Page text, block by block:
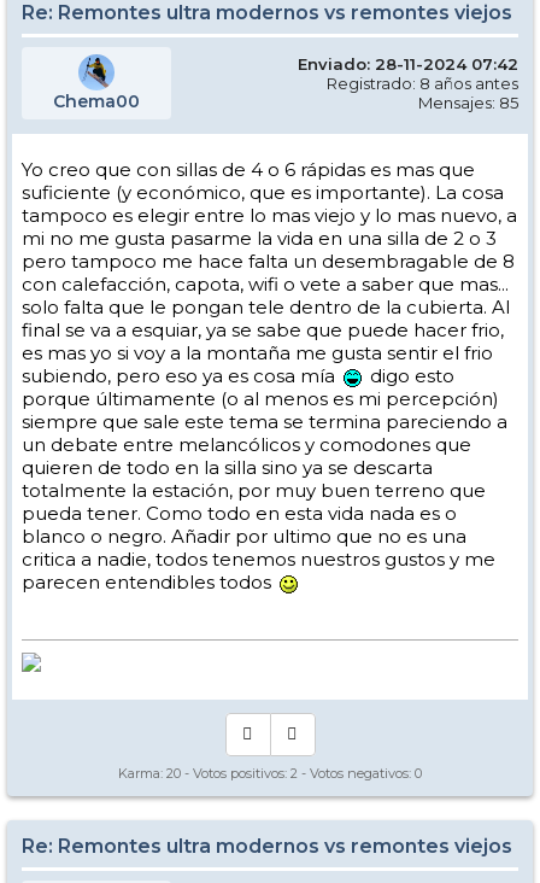
Re: Remontes ultra modernos vs remontes viejos
Chema00
Enviado: 28-11-2024 07:42
Registrado: 8 años antes
Mensajes: 85
Yo creo que con sillas de 4 o 6 rápidas es mas que
suficiente (y económico, que es importante). La cosa
tampoco es elegir entre lo mas viejo y lo mas nuevo, a
mi no me gusta pasarme la vida en una silla de 2 o 3
pero tampoco me hace falta un desembragable de 8
con calefacción, capota, wifi o vete a saber que mas...
solo falta que le pongan tele dentro de la cubierta. Al
final se va a esquiar, ya se sabe que puede hacer frio,
es mas yo si voy a la montaña me gusta sentir el frio
subiendo, pero eso ya es cosa mía
digo esto
porque últimamente (o al menos es mi percepción)
siempre que sale este tema se termina pareciendo a
un debate entre melancólicos y comodones que
quieren de todo en la silla sino ya se descarta
totalmente la estación, por muy buen terreno que
pueda tener. Como todo en esta vida nada es o
blanco o negro. Añadir por ultimo que no es una
critica a nadie, todos tenemos nuestros gustos y me
parecen entendibles todos
Karma: 20 - Votos positivos: 2 - Votos negativos: 0
Re: Remontes ultra modernos vs remontes viejos